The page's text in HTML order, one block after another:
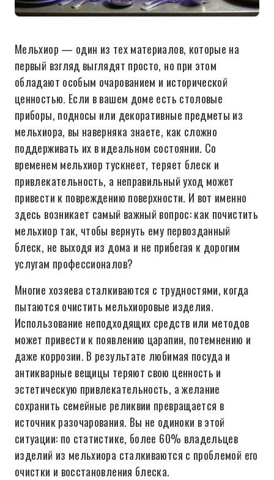
Мельхиор — один из тех материалов, которые на
первый взгляд выглядят просто, но при этом
обладают особым очарованием и исторической
ценностью. Если в вашем доме есть столовые
приборы, подносы или декоративные предметы из
мельхиора, вы наверняка знаете, как сложно
поддерживать их в идеальном состоянии. Со
временем мельхиор тускнеет, теряет блеск и
привлекательность, а неправильный уход может
привести к повреждению поверхности. И вот именно
здесь возникает самый важный вопрос: как почистить
мельхиор так, чтобы вернуть ему первозданный
блеск, не выходя из дома и не прибегая к дорогим
услугам профессионалов?
Многие хозяева сталкиваются с трудностями, когда
пытаются очистить мельхиоровые изделия.
Использование неподходящих средств или методов
может привести к появлению царапин, потемнению и
даже коррозии. В результате любимая посуда и
антикварные вещицы теряют свою ценность и
эстетическую привлекательность, а желание
сохранить семейные реликвии превращается в
источник разочарования. Вы не одиноки в этой
ситуации: по статистике, более 60% владельцев
изделий из мельхиора сталкиваются с проблемой его
очистки и восстановления блеска.